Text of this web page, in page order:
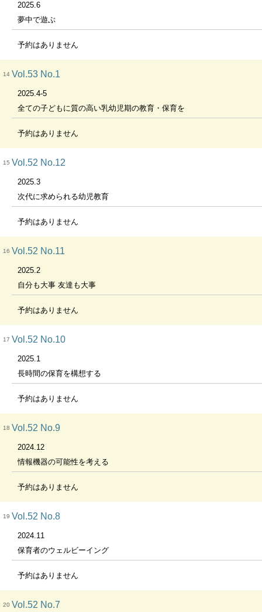
2025.6
夢中で遊ぶ
予約はありません
14 Vol.53 No.1
2025.4-5
全ての子どもに質の高い乳幼児期の教育・保育を
予約はありません
15 Vol.52 No.12
2025.3
次代に求められる幼児教育
予約はありません
16 Vol.52 No.11
2025.2
自分も大事 友達も大事
予約はありません
17 Vol.52 No.10
2025.1
長時間の保育を構想する
予約はありません
18 Vol.52 No.9
2024.12
情報機器の可能性を考える
予約はありません
19 Vol.52 No.8
2024.11
保育者のウェルビーイング
予約はありません
20 Vol.52 No.7